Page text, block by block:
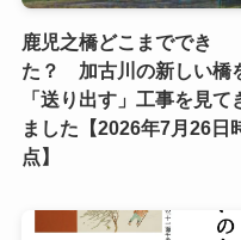
鹿児之橋どこまででき
た？ 加古川の新しい橋
「送り出す」工事を見て
ました【2026年7月26日
点】